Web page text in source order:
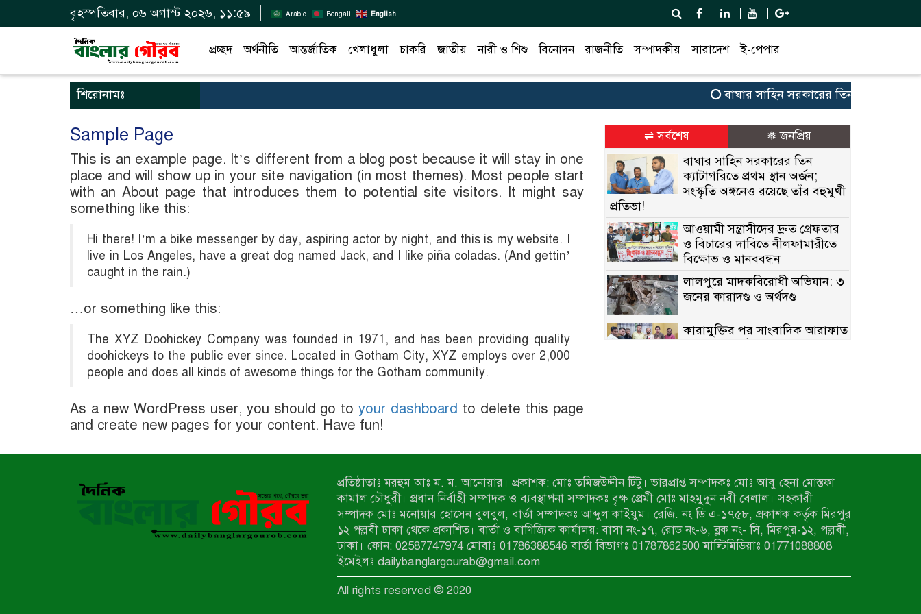
বৃহস্পতিবার, ০৬ অগাস্ট ২০২৬, ১১:৫৯ Arabic Bengali English
প্রচ্ছদ অর্থনীতি আন্তর্জাতিক খেলাধুলা চাকরি জাতীয় নারী ও শিশু বিনোদন রাজনীতি সম্পাদকীয় সারাদেশ ই-পেপার
শিরোনামঃ বাঘার সাহিন সরকারের তিন ক্যাটাগরিতে
Sample Page
This is an example page. It’s different from a blog post because it will stay in one
place and will show up in your site navigation (in most themes). Most people start
with an About page that introduces them to potential site visitors. It might say
something like this:
Hi there! I’m a bike messenger by day, aspiring actor by night, and this is my website. I
live in Los Angeles, have a great dog named Jack, and I like piña coladas. (And gettin’
caught in the rain.)
…or something like this:
The XYZ Doohickey Company was founded in 1971, and has been providing quality
doohickeys to the public ever since. Located in Gotham City, XYZ employs over 2,000
people and does all kinds of awesome things for the Gotham community.
As a new WordPress user, you should go toyour dashboard to delete this page
and create new pages for your content. Have fun!
⇌ সর্বশেষ ❅ জনপ্রিয়
বাঘার সাহিন সরকারের তিন
ক্যাটাগরিতে প্রথম স্থান অর্জন;
সংস্কৃতি অঙ্গনেও রয়েছে তাঁর বহুমুখী
প্রতিভা!
আওয়ামী সন্ত্রাসীদের দ্রুত গ্রেফতার
ও বিচারের দাবিতে নীলফামারীতে
বিক্ষোভ ও মানববন্ধন
লালপুরে মাদকবিরোধী অভিযান: ৩
জনের কারাদণ্ড ও অর্থদণ্ড
কারামুক্তির পর সাংবাদিক আরাফাত
৭ম শ্রেণি পড়ুয়া কন্যাকে উত্ত্যক্ত
করার প্রতিবাদ করায় পিতাকে
কু*পি*য়ে জ*খ*ম…!!
জুলাই গণঅভ্যুত্থান দিবস-২০২৬
উপলক্ষে নীলফামারীতে শহিদদের
প্রতিষ্ঠাতাঃ মরহুম আঃ ম. ম. আনোয়ার। প্রকাশক: মোঃ তমিজউদ্দীন টিটু। ভারপ্রাপ্ত সম্পাদকঃ মোঃ আবু হেনা মোস্তফা
কামাল চৌধুরী। প্রধান নির্বাহী সম্পাদক ও ব্যবস্থাপনা সম্পাদকঃ বৃক্ষ প্রেমী মোঃ মাহমুদুন নবী বেলাল। সহকারী
সম্পাদক মোঃ মনোয়ার হোসেন বুলবুল, বার্তা সম্পাদকঃ আব্দুল কাইয়ুম। রেজি. নং ডি এ-১৭৫৮, প্রকাশক কর্তৃক মিরপুর
১২ পল্লবী ঢাকা থেকে প্রকাশিত। বার্তা ও বাণিজ্যিক কার্যালয়: বাসা নং-১৭, রোড নং-৬, ব্লক নং- সি, মিরপুর-১২, পল্লবী,
ঢাকা। ফোন: 02587747974 মোবাঃ 01786388546 বার্তা বিভাগঃ 01787862500 মাল্টিমিডিয়াঃ 01771088808
ইমেইলঃ dailybanglargourab@gmail.com
All rights reserved © 2020